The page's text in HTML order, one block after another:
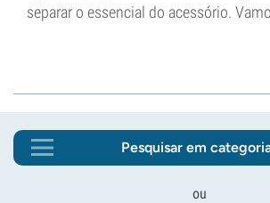
separar o essencial do acessório.
Pesquisar em
ou